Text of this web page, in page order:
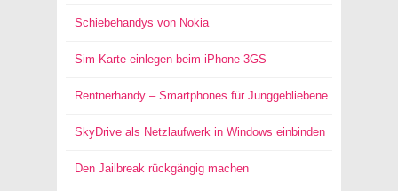
Schiebehandys von Nokia
Sim-Karte einlegen beim iPhone 3GS
Rentnerhandy – Smartphones für Junggebliebene
SkyDrive als Netzlaufwerk in Windows einbinden
Den Jailbreak rückgängig machen